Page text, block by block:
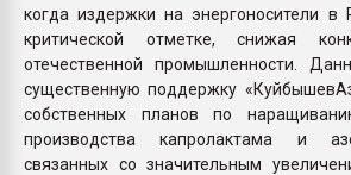
когда издержки на энергоносители в
критической отметке, снижая
отечественной промышленности.
существенную поддержку
собственных планов по
производства капролактама и
связанных со значительным